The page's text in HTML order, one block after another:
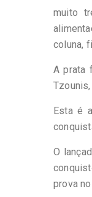
muito
coluna,
A prata
Esta é
O
prova